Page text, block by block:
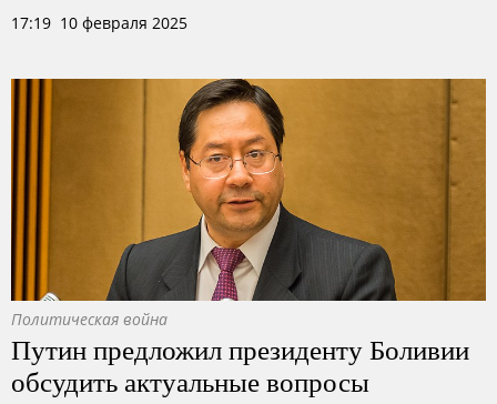
17:19 10 февраля 2025
Политическая война
Путин предложил президенту Боливии
обсудить актуальные вопросы